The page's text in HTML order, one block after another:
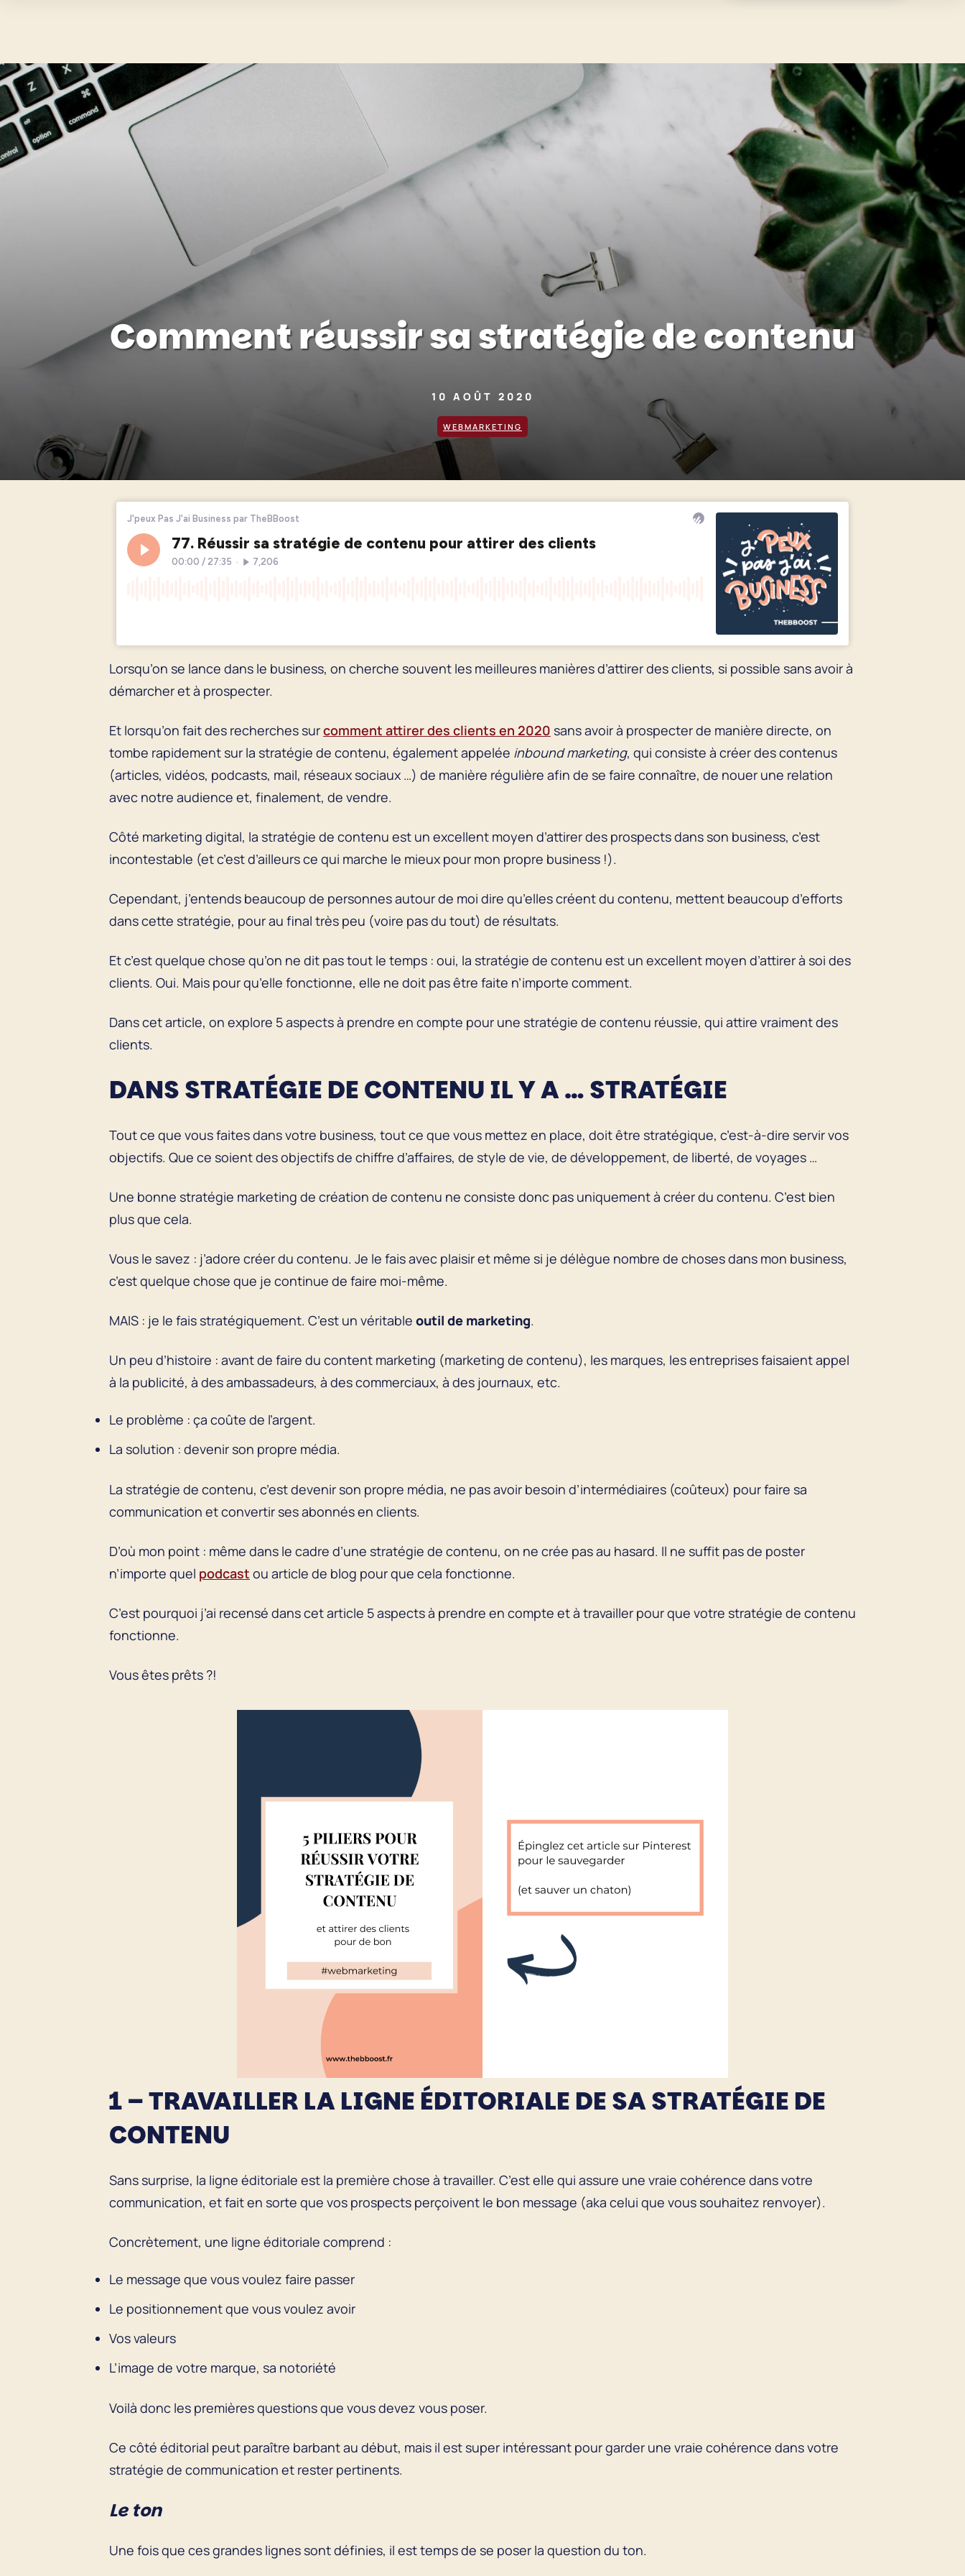
Comment réussir sa stratégie de contenu
10 AOÛT 2020
WEBMARKETING
Lorsqu’on se lance dans le business, on cherche souvent les meilleures manières d’attirer des clients, si possible sans avoir à
démarcher et à prospecter.
Et lorsqu’on fait des recherches surcomment attirer des clients en 2020 sans avoir à prospecter de manière directe, on
tombe rapidement sur la stratégie de contenu, également appelée inbound marketing, qui consiste à créer des contenus
(articles, vidéos, podcasts, mail, réseaux sociaux …) de manière régulière afin de se faire connaître, de nouer une relation
avec notre audience et, finalement, de vendre.
Côté marketing digital, la stratégie de contenu est un excellent moyen d’attirer des prospects dans son business, c’est
incontestable (et c’est d’ailleurs ce qui marche le mieux pour mon propre business !).
Cependant, j’entends beaucoup de personnes autour de moi dire qu’elles créent du contenu, mettent beaucoup d’efforts
dans cette stratégie, pour au final très peu (voire pas du tout) de résultats.
Et c’est quelque chose qu’on ne dit pas tout le temps : oui, la stratégie de contenu est un excellent moyen d’attirer à soi des
clients. Oui. Mais pour qu’elle fonctionne, elle ne doit pas être faite n’importe comment.
Dans cet article, on explore 5 aspects à prendre en compte pour une stratégie de contenu réussie, qui attire vraiment des
clients.
DANS STRATÉGIE DE CONTENU IL Y A … STRATÉGIE
Tout ce que vous faites dans votre business, tout ce que vous mettez en place, doit être stratégique, c’est-à-dire servir vos
objectifs. Que ce soient des objectifs de chiffre d’affaires, de style de vie, de développement, de liberté, de voyages …
Une bonne stratégie marketing de création de contenu ne consiste donc pas uniquement à créer du contenu. C’est bien
plus que cela.
Vous le savez : j’adore créer du contenu. Je le fais avec plaisir et même si je délègue nombre de choses dans mon business,
c’est quelque chose que je continue de faire moi-même.
MAIS : je le fais stratégiquement. C’est un véritable outil de marketing.
Un peu d’histoire : avant de faire du content marketing (marketing de contenu), les marques, les entreprises faisaient appel
à la publicité, à des ambassadeurs, à des commerciaux, à des journaux, etc.
Le problème : ça coûte de l’argent.
La solution : devenir son propre média.
La stratégie de contenu, c’est devenir son propre média, ne pas avoir besoin d’intermédiaires (coûteux) pour faire sa
communication et convertir ses abonnés en clients.
D’où mon point : même dans le cadre d’une stratégie de contenu, on ne crée pas au hasard. Il ne suffit pas de poster
n’importe quel podcast ou article de blog pour que cela fonctionne.
C’est pourquoi j’ai recensé dans cet article 5 aspects à prendre en compte et à travailler pour que votre stratégie de contenu
fonctionne.
Vous êtes prêts ?!
1 – TRAVAILLER LA LIGNE ÉDITORIALE DE SA STRATÉGIE DE
CONTENU
Sans surprise, la ligne éditoriale est la première chose à travailler. C’est elle qui assure une vraie cohérence dans votre
communication, et fait en sorte que vos prospects perçoivent le bon message (aka celui que vous souhaitez renvoyer).
Concrètement, une ligne éditoriale comprend :
Le message que vous voulez faire passer
Le positionnement que vous voulez avoir
Vos valeurs
L’image de votre marque, sa notoriété
Voilà donc les premières questions que vous devez vous poser.
Ce côté éditorial peut paraître barbant au début, mais il est super intéressant pour garder une vraie cohérence dans votre
stratégie de communication et rester pertinents.
Le ton
Une fois que ces grandes lignes sont définies, il est temps de se poser la question du ton.